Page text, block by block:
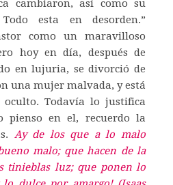
cambiaron, así como su
esta en desorden.”
como un maravilloso
hoy en día, después de
en lujuria, se divorció de
una mujer malvada, y está
Todavía lo justifica
pienso en el, recuerdo la
Ay de los que a lo malo
malo; que hacen de la
tinieblas luz; que ponen lo